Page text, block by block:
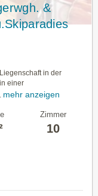
&
in der
einer
mehr anzeigen
Zimmer
10